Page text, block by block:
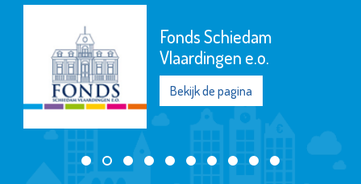
Fonds Schiedam
Vlaardingen e.o.
Bekijk de pagina